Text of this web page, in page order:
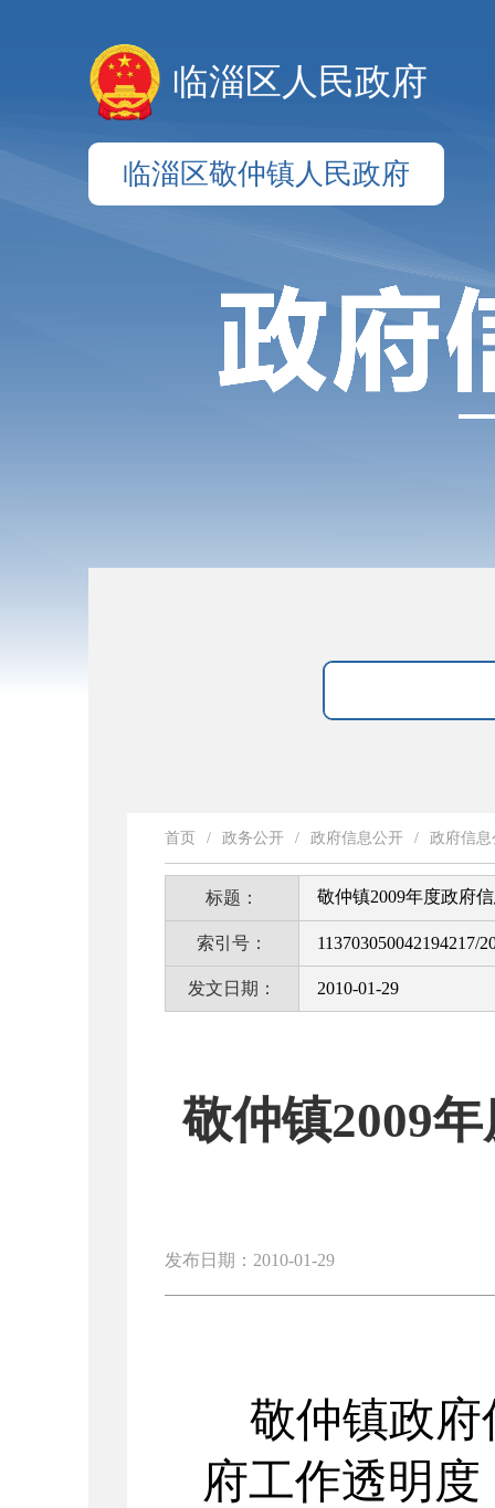
临淄区人民政府
临淄区敬仲镇人民政府
首页 / 政务公开 / 政府信息公开 / 政府信
标题： 敬仲镇2009年度政府
索引号： 113703050042194217/
发文日期： 2010-01-29
敬仲镇2009
发布日期：2010-01-29
敬仲镇政
府工作透明